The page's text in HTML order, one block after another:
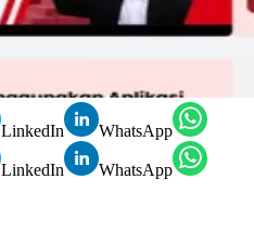
LinkedIn WhatsApp
LinkedIn WhatsApp